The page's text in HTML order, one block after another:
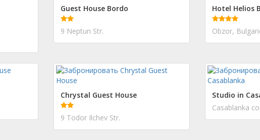
Guest House Bordo
9 Neptun Str.
Hotel Helios
Obzor,
Chrystal Guest House
9 Todor Ilchev Str.
Studio in
Casablanka